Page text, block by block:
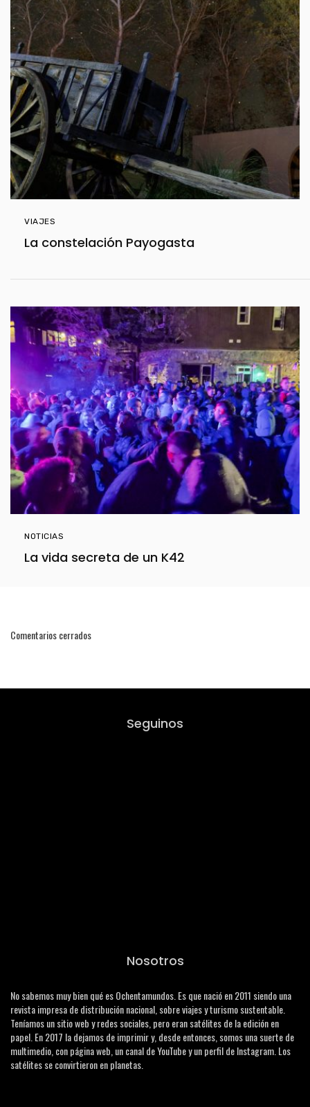
VIAJES
La constelación Payogasta
NOTICIAS
La vida secreta de un K42
Comentarios cerrados
Seguinos
Nosotros
No sabemos muy bien qué es Ochentamundos. Es que nació en 2011 siendo una
revista impresa de distribución nacional, sobre viajes y turismo sustentable.
Teníamos un sitio web y redes sociales, pero eran satélites de la edición en
papel. En 2017 la dejamos de imprimir y, desde entonces, somos una suerte de
multimedio, con página web, un canal de YouTube y un perfil de Instagram. Los
satélites se convirtieron en planetas.